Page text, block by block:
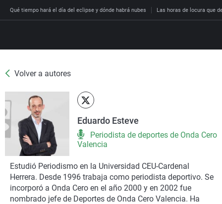
Qué tiempo hará el día del eclipse y dónde habrá nubes Las horas de locura que
Directo
Programas
La brújula
Radioestadio
Radioestadio noche
Podcast
El viaje del Guernica
Invisibles
Prohibido morirse
España
Cantabria
Cataluña
Comunidad de Madrid
Economía
Deportes
Motor
El tiempo
Más noticias
Cultura
Ciencia y Tecnología
Gastronomía
Volver a autores
Eduardo Esteve
Periodista de deportes de Onda Cero
Valencia
Estudió Periodismo en la Universidad CEU-Cardenal
Herrera. Desde 1996 trabaja como periodista deportivo. Se
incorporó a Onda Cero en el año 2000 y en 2002 fue
nombrado jefe de Deportes de Onda Cero Valencia. Ha